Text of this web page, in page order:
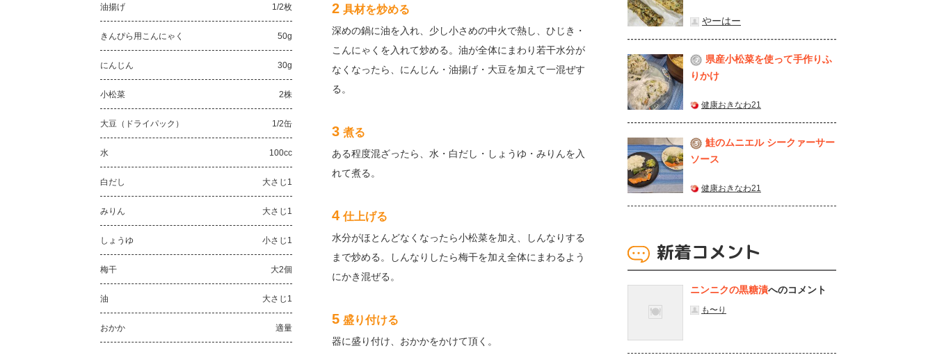
油揚げ 1/2枚
きんぴら用こんにゃく 50g
にんじん 30g
小松菜 2株
大豆（ドライパック） 1/2缶
水 100cc
白だし 大さじ1
みりん 大さじ1
しょうゆ 小さじ1
梅干 大2個
油 大さじ1
おかか 適量
2 具材を炒める
深めの鍋に油を入れ、少し小さめの中火で熱し、ひじき・
こんにゃくを入れて炒める。油が全体にまわり若干水分が
なくなったら、にんじん・油揚げ・大豆を加えて一混ぜす
る。
3 煮る
ある程度混ざったら、水・白だし・しょうゆ・みりんを入
れて煮る。
4 仕上げる
水分がほとんどなくなったら小松菜を加え、しんなりする
まで炒める。しんなりしたら梅干を加え全体にまわるよう
にかき混ぜる。
5 盛り付ける
器に盛り付け、おかかをかけて頂く。
やーはー
2
県産⼩松菜を使って⼿作りふ
りかけ
健康おきなわ21
3
鮭のムニエル シークァーサー
ソース
健康おきなわ21
新着コメント
ニンニクの黒糖漬へのコメント
も〜り